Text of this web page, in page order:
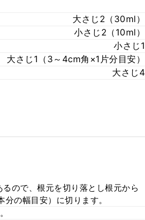
大さじ2（30ml）
小さじ2（10ml）
小さじ1
大さじ1（3～4cm角×1片分目安）
大さじ4
ので、根元を切り落とし根元から
の幅目安）に切ります。